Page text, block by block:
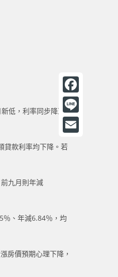
低，利率同步降至
貸款利率均下降。若
九月則年減
％、年減6.84％，均
房價預期心理下降，
F
a
c
e
k
L
n